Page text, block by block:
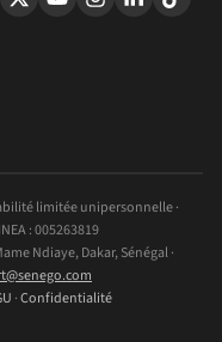
limitée unipersonnelle ·
: 005263819
Ndiaye, Dakar, Sénégal ·
·Confidentialité